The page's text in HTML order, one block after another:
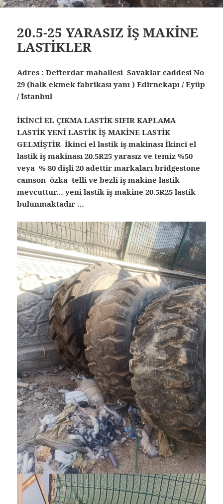
20.5-25 YARASIZ İŞ MAKİNE
LASTİKLER
Adres : Defterdar mahallesi Savaklar caddesi No
29 (halk ekmek fabrikası yanı ) Edirnekapı / Eyüp
/ İstanbul
İKİNCİ EL ÇIKMA LASTİK SIFIR KAPLAMA
LASTİK YENİ LASTİK İŞ MAKİNE LASTİK
GELMİŞTİR İkinci el lastik iş makinası İkinci el
lastik iş makinası 20.5R25 yarasız ve temiz %50
veya % 80 dişli 20 adettir markaları bridgestone
camson özka telli ve bezli iş makine lastik
mevcuttur… yeni lastik iş makine 20.5R25 lastik
bulunmaktadır …